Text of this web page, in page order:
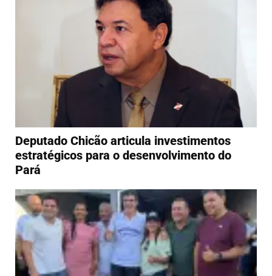
Deputado Chicão articula investimentos
estratégicos para o desenvolvimento do
Pará